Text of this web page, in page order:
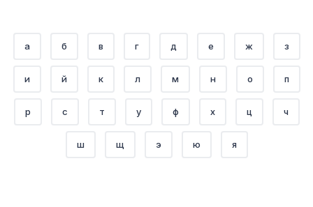
а б в г д е ж з
и й к л м н о п
р с т у ф х ц ч
ш щ э ю я